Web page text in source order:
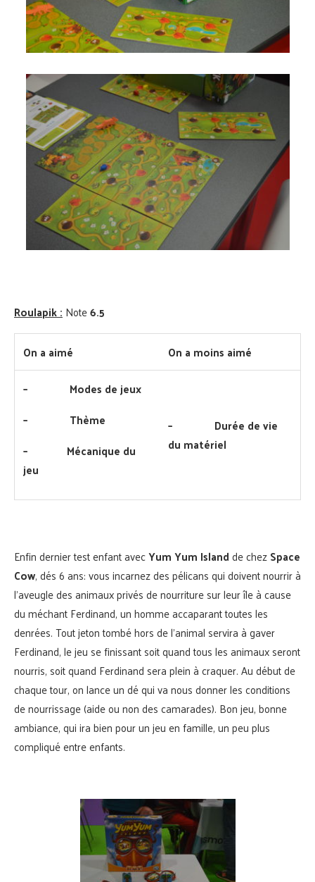
Roulapik : Note6.5
On a aimé
On a moins aimé
– Modes de jeux
– Thème
– Mécanique du
jeu
– Durée de vie
du matériel
Enfin dernier test enfant avecYum Yum Islandde chezSpace
Cow, dés 6 ans: vous incarnez des pélicans qui doivent nourrir à
l’aveugle des animaux privés de nourriture sur leur île à cause
du méchant Ferdinand, un homme accaparant toutes les
denrées. Tout jeton tombé hors de l’animal servira à gaver
Ferdinand, le jeu se finissant soit quand tous les animaux seront
nourris, soit quand Ferdinand sera plein à craquer. Au début de
chaque tour, on lance un dé qui va nous donner les conditions
de nourrissage (aide ou non des camarades). Bon jeu, bonne
ambiance, qui ira bien pour un jeu en famille, un peu plus
compliqué entre enfants.